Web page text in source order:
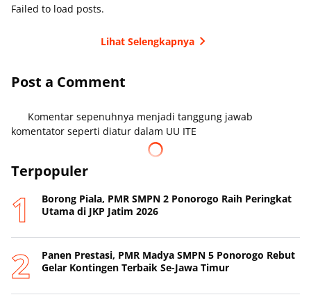
Failed to load posts.
Lihat Selengkapnya
Post a Comment
Komentar sepenuhnya menjadi tanggung jawab
komentator seperti diatur dalam UU ITE
Terpopuler
Borong Piala, PMR SMPN 2 Ponorogo Raih Peringkat
Utama di JKP Jatim 2026
Panen Prestasi, PMR Madya SMPN 5 Ponorogo Rebut
Gelar Kontingen Terbaik Se-Jawa Timur